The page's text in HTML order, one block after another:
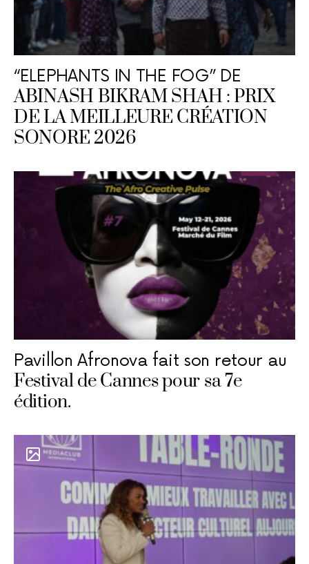
“ELEPHANTS IN THE FOG” DE
ABINASH BIKRAM SHAH : PRIX
DE LA MEILLEURE CRÉATION
SONORE 2026
Pavillon Afronova fait son retour au
Festival de Cannes pour sa 7e
édition.